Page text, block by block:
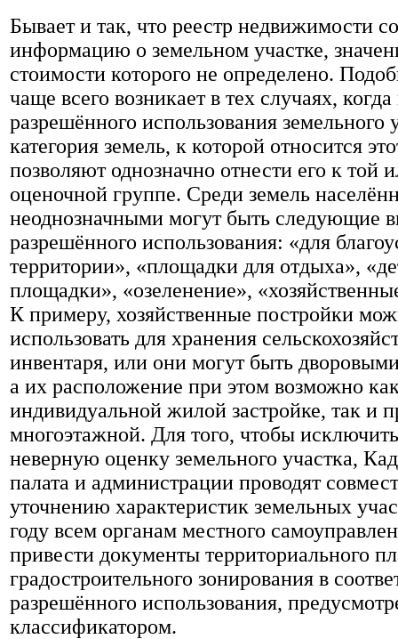
Бывает и так, что реестр недвижимости
информацию о земельном участке,
стоимости которого не определено.
чаще всего возникает в тех случаях, когда
разрешённого использования земельного
категория земель, к которой относится
позволяют однозначно отнести его к той
оценочной группе. Среди земель
неоднозначными могут быть следующие
разрешённого использования: «для
территории», «площадки для отдыха»,
площадки», «озеленение»,
К примеру, хозяйственные постройки
использовать для хранения
инвентаря, или они могут быть
а их расположение при этом возможно
индивидуальной жилой застройке, так и
многоэтажной. Для того, чтобы
неверную оценку земельного участка,
палата и администрации проводят
уточнению характеристик земельных
году всем органам местного
привести документы территориального
градостроительного зонирования в
разрешённого использования,
классификатором.